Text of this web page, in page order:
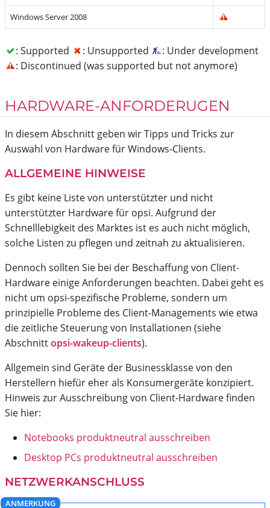
Windows Server 2008
: Supported : Unsupported
: Under development
: Discontinued (was supported but not anymore)
HARDWARE-ANFORDERUGEN
In diesem Abschnitt geben wir Tipps und Tricks zur
Auswahl von Hardware für Windows-Clients.
ALLGEMEINE HINWEISE
Es gibt keine Liste von unterstützter und nicht
unterstützter Hardware für opsi. Aufgrund der
Schnelllebigkeit des Marktes ist es auch nicht möglich,
solche Listen zu pflegen und zeitnah zu aktualisieren.
Dennoch sollten Sie bei der Beschaffung von Client-
Hardware einige Anforderungen beachten. Dabei geht es
nicht um opsi-spezifische Probleme, sondern um
prinzipielle Probleme des Client-Managements wie etwa
die zeitliche Steuerung von Installationen (siehe
Abschnittopsi-wakeup-clients).
Allgemein sind Geräte der Businessklasse von den
Herstellern hiefür eher als Konsumergeräte konzipiert.
Hinweis zur Ausschreibung von Client-Hardware finden
Sie hier:
Notebooks produktneutral ausschreiben
Desktop PCs produktneutral ausschreiben
NETZWERKANSCHLUSS